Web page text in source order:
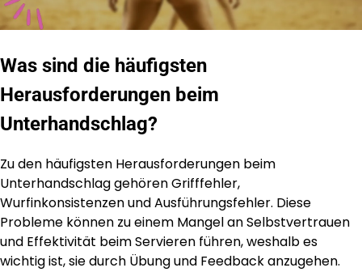
Was sind die häufigsten
Herausforderungen beim
Unterhandschlag?
Zu den häufigsten Herausforderungen beim
Unterhandschlag gehören Grifffehler,
Wurfinkonsistenzen und Ausführungsfehler. Diese
Probleme können zu einem Mangel an Selbstvertrauen
und Effektivität beim Servieren führen, weshalb es
wichtig ist, sie durch Übung und Feedback anzugehen.